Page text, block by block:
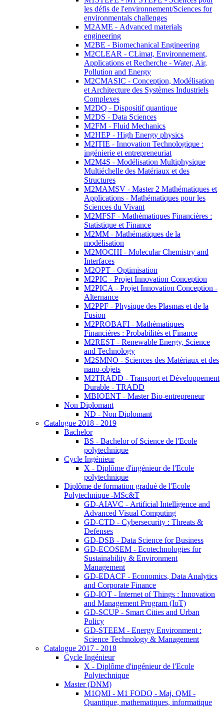
les défis de l'environnement/Sciences for
environmentals challenges
M2AME - Advanced materials
engineering
M2BE - Biomechanical Engineering
M2CLEAR - CLimat, Environnement,
Applications et Recherche - Water, Air,
Pollution and Energy
M2CMASIC - Conception, Modélisation
et Architecture des Systèmes Industriels
Complexes
M2DQ - Dispositif quantique
M2DS - Data Sciences
M2FM - Fluid Mechanics
M2HEP - High Energy physics
M2ITIE - Innovation Technologique :
ingénierie et entrepreneuriat
M2M4S - Modélisation Multiphysique
Multiéchelle des Matériaux et des
Structures
M2MAMSV - Master 2 Mathématiques et
Applications - Mathématiques pour les
Sciences du Vivant
M2MFSF - Mathématiques Financières :
Statistique et Finance
M2MM - Mathématiques de la
modélisation
M2MOCHI - Molecular Chemistry and
Interfaces
M2OPT - Optimisation
M2PIC - Projet Innovation Conception
M2PICA - Projet Innovation Conception -
Alternance
M2PPF - Physique des Plasmas et de la
Fusion
M2PROBAFI - Mathématiques
Financières : Probabilités et Finance
M2REST - Renewable Energy, Science
and Technology
M2SMNO - Sciences des Matériaux et des
nano-objets
M2TRADD - Transport et Développement
Durable - TRADD
MBIOENT - Master Bio-entrepreneur
Non Diplomant
ND - Non Diplomant
Catalogue 2018 - 2019
Bachelor
BS - Bachelor of Science de l'Ecole
polytechnique
Cycle Ingénieur
X - Diplôme d'ingénieur de l'Ecole
polytechnique
Diplôme de formation gradué de l'Ecole
Polytechnique -MSc&T
GD-AIAVC - Artificial Intelligence and
Advanced Visual Computing
GD-CTD - Cybersecurity : Threats &
Defenses
GD-DSB - Data Science for Business
GD-ECOSEM - Ecotechnologies for
Sustainability & Environment
Management
GD-EDACF - Economics, Data Analytics
and Corporate Finance
GD-IOT - Internet of Things : Innovation
and Management Program (IoT)
GD-SCUP - Smart Cities and Urban
Policy
GD-STEEM - Energy Environment :
Science Technology & Management
Catalogue 2017 - 2018
Cycle Ingénieur
X - Diplôme d'ingénieur de l'Ecole
Polytechnique
Master (DNM)
M1QMI - M1 FODQ - Maj. QMI -
Quantique, mathematiques, informatique